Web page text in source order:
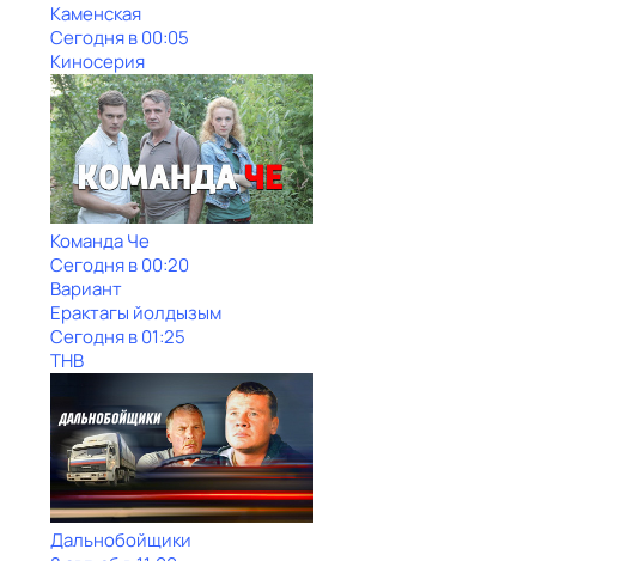
Каменская
Сегодня в 00:05
Киносерия
Команда Че
Сегодня в 00:20
Вариант
Ерактагы йолдызым
Сегодня в 01:25
ТНВ
Дальнобойщики